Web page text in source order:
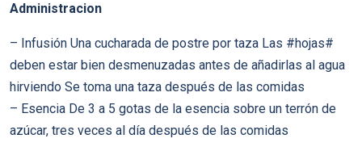
Administracion
– Infusión Una cucharada de postre por taza Las #hojas#
deben estar bien desmenuzadas antes de añadirlas al agua
hirviendo Se toma una taza después de las comidas
– Esencia De 3 a 5 gotas de la esencia sobre un terrón de
azúcar, tres veces al día después de las comidas